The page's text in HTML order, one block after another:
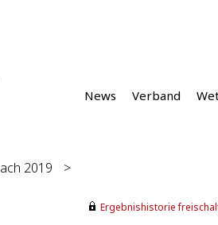
News Verband
2019 >
Ergebnishistorie